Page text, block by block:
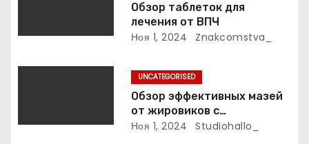
Обзор таблеток для
лечения от ВПЧ
Ноя 1, 2024 Znakcomstva_
UNCATEGORISED
Обзор эффективных мазей
от жировиков с
рассасывающим эффектом
Ноя 1, 2024 Studiohallo_